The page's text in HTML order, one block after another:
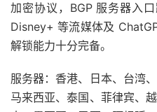
加密协议，BGP 服务器入
Disney+ 等流媒体及
解锁能力十分完备。
服务器：香港、日本、台湾
马来西亚、泰国、菲律宾、